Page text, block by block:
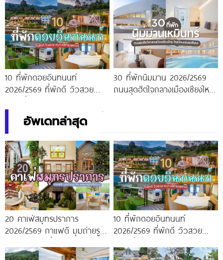
เหมือนอยู่บ้าน
10 ที่พักดอยอินทนนท์
2026/2569 ที่พักดี วิวสวย
30 ที่พักนิมมาน 2026/2569
ถนนสุดฮิตใจกลางเมืองเชียงใหม่
อัพเดทล่าสุด
20 คาเฟ่สมุทรปราการ
2026/2569 กาแฟดี มุมถ่ายรูป
10 ที่พักดอยอินทนนท์
2026/2569 ที่พักดี วิวสวย